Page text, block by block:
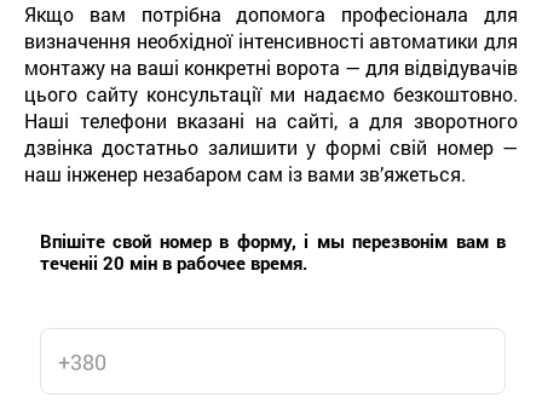
Якщо вам потрібна допомога професіонала для
визначення необхідної інтенсивності автоматики для
монтажу на ваші конкретні ворота — для відвідувачів
цього сайту консультації ми надаємо безкоштовно.
Наші телефони вказані на сайті, а для зворотного
дзвінка достатньо залишити у формі свій номер —
наш інженер незабаром сам із вами зв’яжеться.
Впішіте свой номер в форму, і мы перезвонім вам в
теченіі 20 мін в рабочее время.